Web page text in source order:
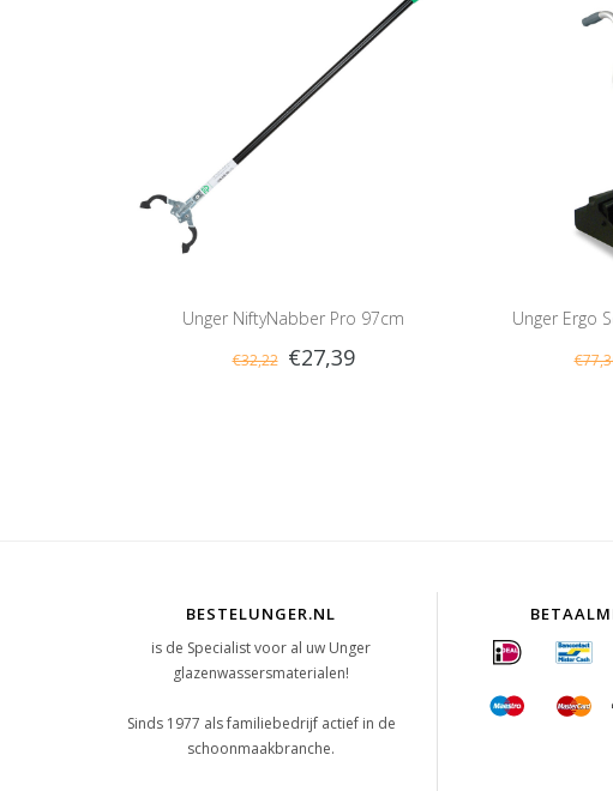
Unger NiftyNabber Pro 97cm
€32,22 €27,39
Unger Ergo
BESTELUNGER.NL
is de Specialist voor al uw Unger
glazenwassersmaterialen!
Sinds 1977 als familiebedrijf actief in de
schoonmaakbranche.